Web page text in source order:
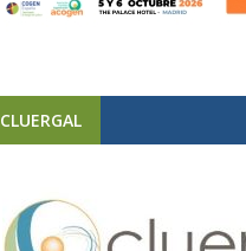
CLUERGAL